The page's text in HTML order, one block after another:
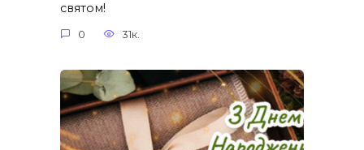
святом!
0 31к.